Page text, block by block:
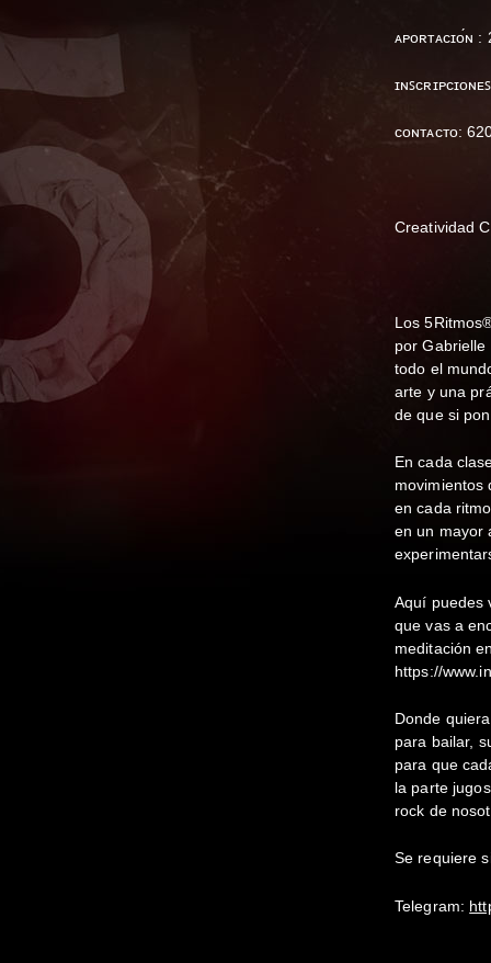
ᴀᴘᴏʀᴛᴀᴄɪᴏ́ɴ :
ᴄᴏɴᴛᴀᴄᴛᴏ:
Creatividad
Los
por
todo el
arte y una
de que si
En cada
movimientos
en cada
en un mayor
Aquí puedes
que vas a
meditación
https://
Donde
para bailar,
para que
la parte
rock de
Se requiere
Telegram: